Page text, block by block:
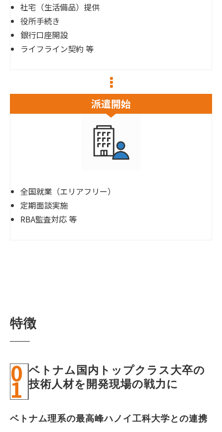
社宅（生活備品）提供
役所手続き
銀行口座開設
ライフライン契約 等
派遣開始
全国就業（エリアフリー）
定期面談実施
RBA監査対応 等
特徴
0
1
ベトナム国内トップクラス大卒の
技術人材を開発現場の戦力に
ベトナム理系の最高峰ハノイ工科大学との連携